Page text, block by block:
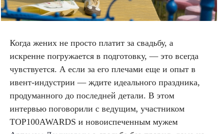
Когда жених не просто платит за свадьбу, а
искренне погружается в подготовку, — это всегда
чувствуется. А если за его плечами еще и опыт в
ивент-индустрии — ждите идеального праздника,
продуманного до последней детали. В этом
интервью поговорили с ведущим, участником
TOP100AWARDS и новоиспеченным мужем